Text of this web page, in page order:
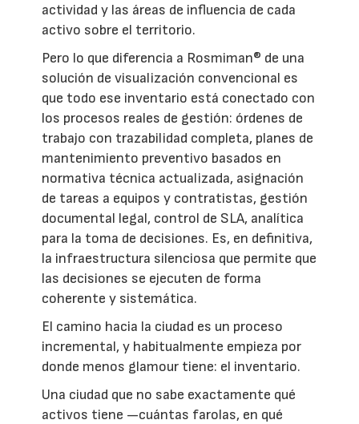
actividad y las áreas de influencia de cada
activo sobre el territorio.
Pero lo que diferencia a Rosmiman® de una
solución de visualización convencional es
que todo ese inventario está conectado con
los procesos reales de gestión: órdenes de
trabajo con trazabilidad completa, planes de
mantenimiento preventivo basados en
normativa técnica actualizada, asignación
de tareas a equipos y contratistas, gestión
documental legal, control de SLA, analítica
para la toma de decisiones. Es, en definitiva,
la infraestructura silenciosa que permite que
las decisiones se ejecuten de forma
coherente y sistemática.
El camino hacia la ciudad es un proceso
incremental, y habitualmente empieza por
donde menos glamour tiene: el inventario.
Una ciudad que no sabe exactamente qué
activos tiene —cuántas farolas, en qué